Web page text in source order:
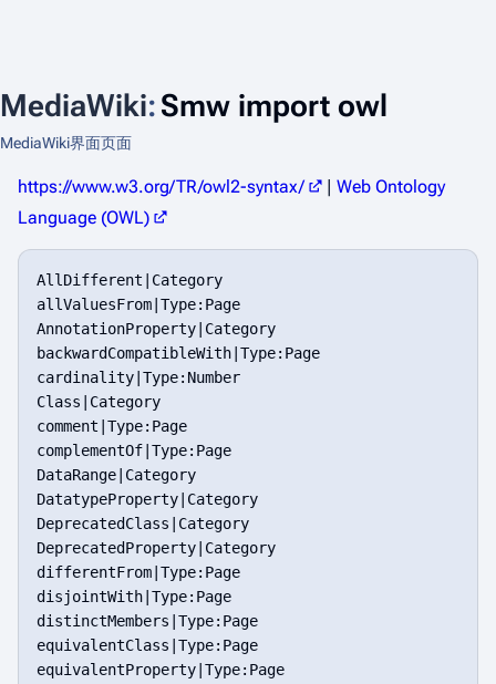
MediaWiki:Smw import owl
MediaWiki界面页面
https://www.w3.org/TR/owl2-syntax/ | Web Ontology
Language (OWL)
AllDifferent|Category
allValuesFrom|Type:Page
AnnotationProperty|Category
backwardCompatibleWith|Type:Page
cardinality|Type:Number
Class|Category
comment|Type:Page
complementOf|Type:Page
DataRange|Category
DatatypeProperty|Category
DeprecatedClass|Category
DeprecatedProperty|Category
differentFrom|Type:Page
disjointWith|Type:Page
distinctMembers|Type:Page
equivalentClass|Type:Page
equivalentProperty|Type:Page